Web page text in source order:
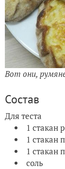
Вот они,
Состав
Для теста
1 стакан
1 стакан
1 стакан
соль